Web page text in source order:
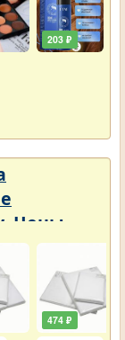
203 ₽
Цены
474 ₽